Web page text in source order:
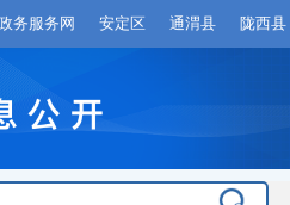
务服务网 安定区 通渭县 陇西县